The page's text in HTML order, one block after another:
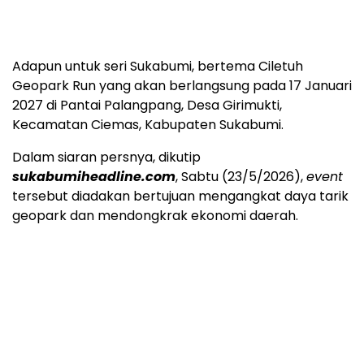
Adapun untuk seri Sukabumi, bertema Ciletuh
Geopark Run yang akan berlangsung pada 17 Januari
2027 di Pantai Palangpang, Desa Girimukti,
Kecamatan Ciemas, Kabupaten Sukabumi.
Dalam siaran persnya, dikutip
sukabumiheadline.com, Sabtu (23/5/2026),event
tersebut diadakan bertujuan mengangkat daya tarik
geopark dan mendongkrak ekonomi daerah.